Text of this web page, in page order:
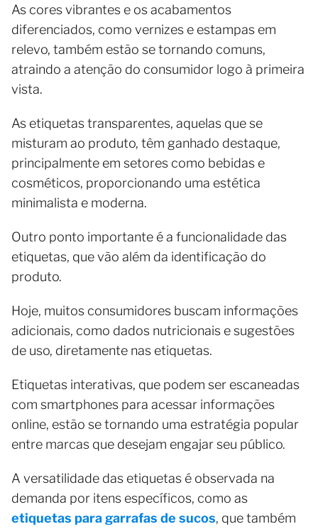
As cores vibrantes e os acabamentos
diferenciados, como vernizes e estampas em
relevo, também estão se tornando comuns,
atraindo a atenção do consumidor logo à primeira
vista.
As etiquetas transparentes, aquelas que se
misturam ao produto, têm ganhado destaque,
principalmente em setores como bebidas e
cosméticos, proporcionando uma estética
minimalista e moderna.
Outro ponto importante é a funcionalidade das
etiquetas, que vão além da identificação do
produto.
Hoje, muitos consumidores buscam informações
adicionais, como dados nutricionais e sugestões
de uso, diretamente nas etiquetas.
Etiquetas interativas, que podem ser escaneadas
com smartphones para acessar informações
online, estão se tornando uma estratégia popular
entre marcas que desejam engajar seu público.
A versatilidade das etiquetas é observada na
demanda por itens específicos, como as
etiquetas para garrafas de sucos, que também